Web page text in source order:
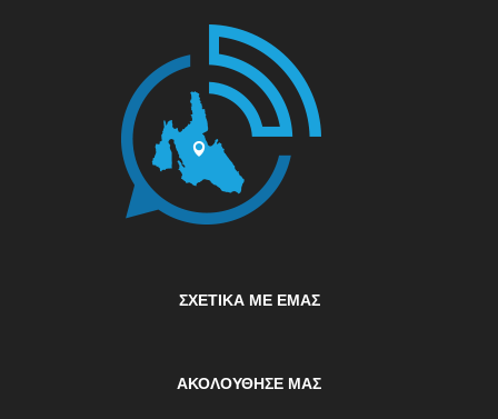
ΣΧΕΤΙΚΆ ΜΕ ΕΜΆΣ
ΑΚΟΛΟΥΘΗΣΕ ΜΑΣ